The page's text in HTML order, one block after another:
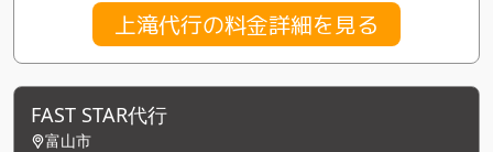
上滝代行の料金詳細を見る
FAST STAR代行
富山市